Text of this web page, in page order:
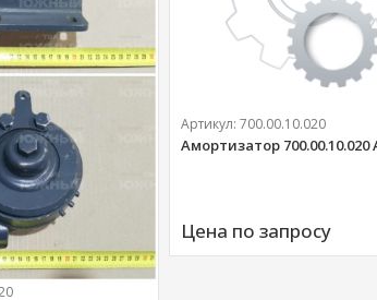
Артикул:700.00.10.020
Амортизатор
Цена по запросу